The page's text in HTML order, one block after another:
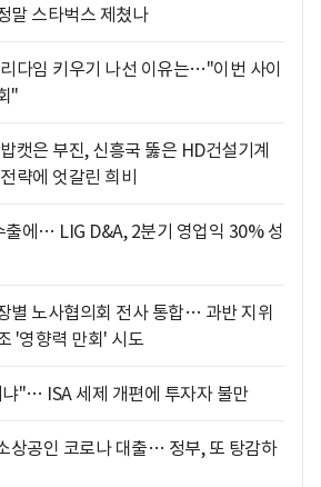
말 스타벅스 제쳤나
다임 키우기 나선 이유는…"이번 사이
"
캣은 부진, 신흥국 뚫은 HD건설기계
략에 엇갈린 희비
에… LIG D&A, 2분기 영업익 30% 성
별 노사협의회 전사 통합… 과반 지위
'영향력 만회' 시도
"… ISA 세제 개편에 투자자 불만
상공인 코로나 대출… 정부, 또 탕감하